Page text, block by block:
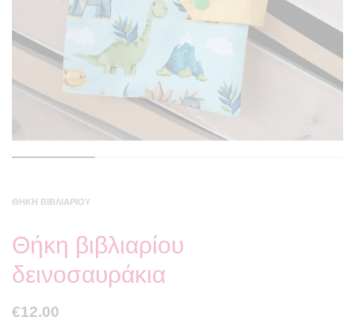
ΘΉΚΗ ΒΙΒΛΙΑΡΊΟΥ
Θήκη βιβλιαρίου
δεινοσαυράκια
€12.00